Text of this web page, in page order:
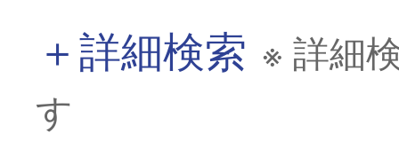
＋詳細検索 ※ 詳細
す